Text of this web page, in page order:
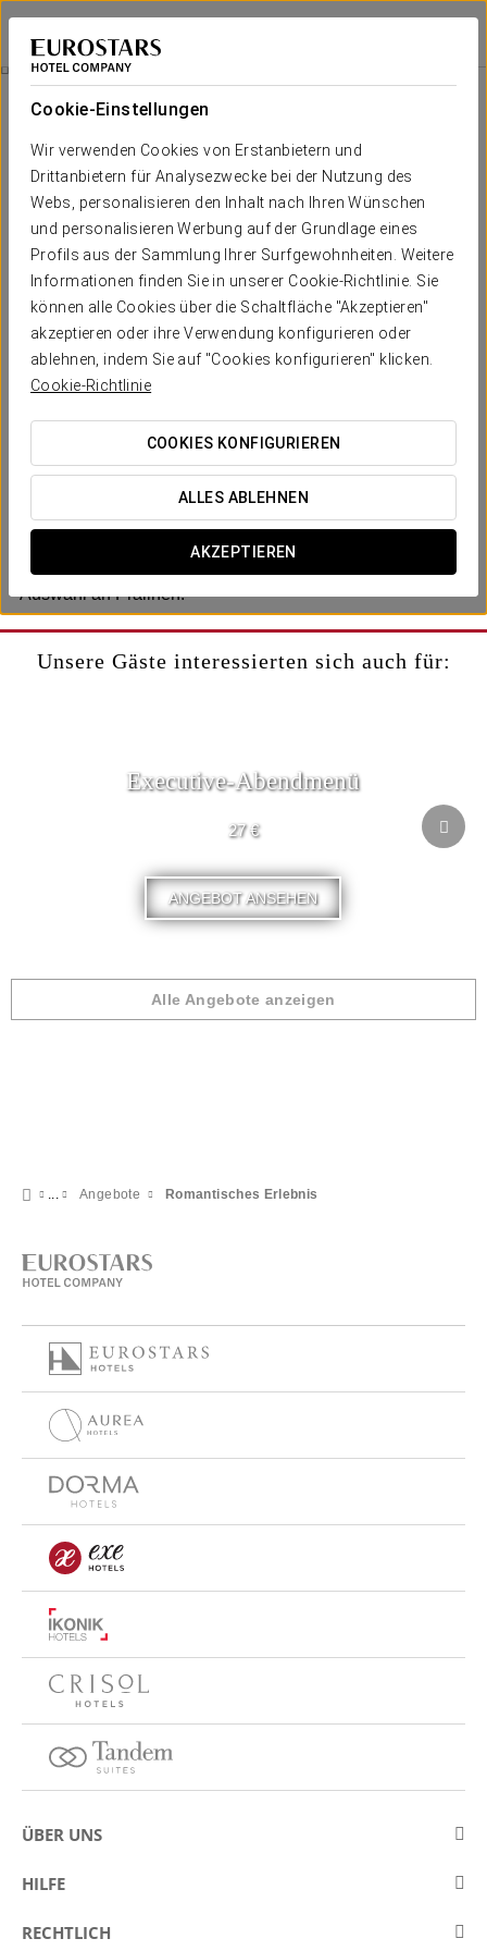
Cookie-Einstellungen
Wir verwenden Cookies von Erstanbietern und
Drittanbietern für Analysezwecke bei der Nutzung des
Webs, personalisieren den Inhalt nach Ihren Wünschen
und personalisieren Werbung auf der Grundlage eines
Profils aus der Sammlung Ihrer Surfgewohnheiten. Weitere
Informationen finden Sie in unserer Cookie-Richtlinie. Sie
können alle Cookies über die Schaltfläche "Akzeptieren"
akzeptieren oder ihre Verwendung konfigurieren oder
ablehnen, indem Sie auf "Cookies konfigurieren" klicken.
Cookie-Richtlinie
COOKIES KONFIGURIEREN
ALLES ABLEHNEN
AKZEPTIEREN
Exe Zizur Pamplona
PAMPLONA - ZIZUR MAYOR
Romantisches Erlebnis
18 €
Romantisches Erlebnis
Exe Zizur Pamplona mit diesem Angebot.
- Später Check-out (bis 14:00 Uhr, je nach Verfügbarkeit).
- Eine Flasche Cava im Zimmer.
- Frisches Obst.
- Auswahl an Pralinen.
Unsere Gäste interessierten sich auch für:
Executive-Abendmenü
27 €
ANGEBOT ANSEHEN
Alle Angebote anzeigen
Angebote Romantisches Erlebnis
ÜBER UNS
Über Eurostars Hotel Company
Wettbewerbe
HILFE
Kontakt
RECHTLICH